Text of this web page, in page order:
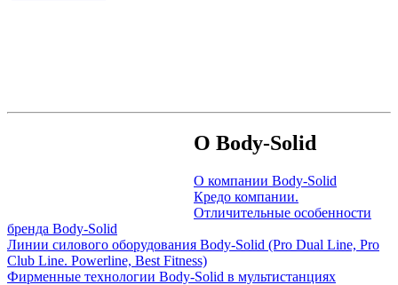
О Body-Solid
О компании Body-Solid
Кредо компании.
Отличительные особенности
бренда Body-Solid
Линии силового оборудования Body-Solid (Pro Dual Line, Pro
Club Line. Powerline, Best Fitness)
Фирменные технологии Body-Solid в мультистанциях